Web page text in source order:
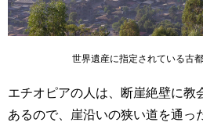
世界遺産に指定されている古
エチオピアの人は、断崖絶壁に教
あるので、崖沿いの狭い道を通っ